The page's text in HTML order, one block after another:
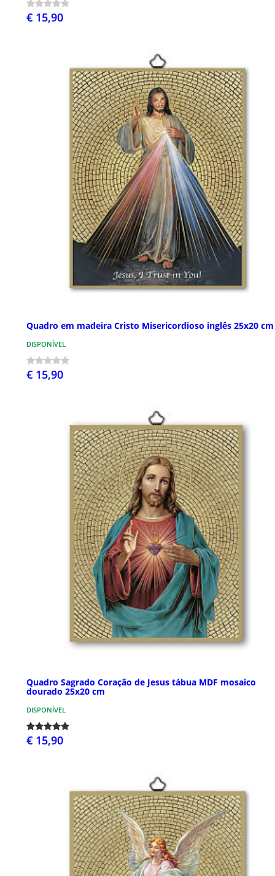
€ 15,90
Quadro em madeira Cristo Misericordioso inglês 25x20 cm
DISPONÍVEL
€ 15,90
Quadro Sagrado Coração de Jesus tábua MDF mosaico
dourado 25x20 cm
DISPONÍVEL
€ 15,90